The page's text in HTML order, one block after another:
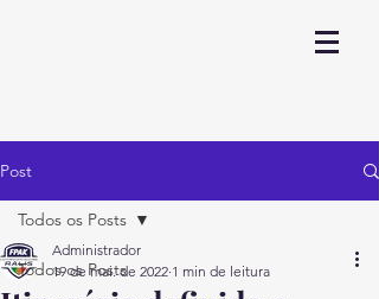
Post
Todos os Posts
Todos os Posts
Administrador
19 de mai. de 2022 1 min de leitura